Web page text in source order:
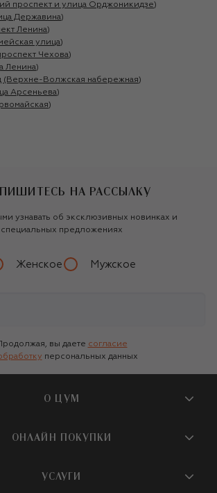
проспект и улица Орджоникидзе)
Державина)
Ленина)
улица)
Чехова)
Ленина)
(Верхне-Волжская набережная)
Арсеньева)
НА РАССЫЛКУ
узнавать об эксклюзивных новинках и
специальных предложениях
Женское Мужское
Продолжая, вы даете согласие
персональных данных
О ЦУМ
О магазине
Бутики и ПВЗ ЦУМ
ОНЛАЙН ПОКУПКИ
УСЛУГИ